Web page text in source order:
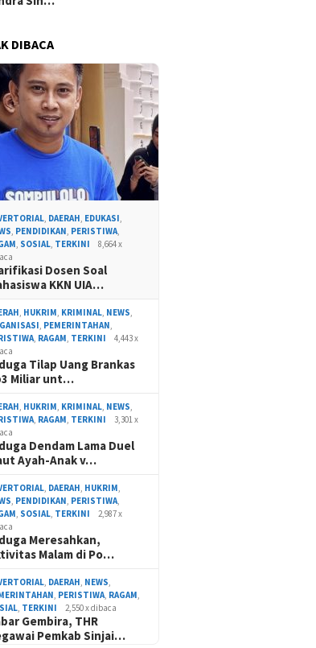
DIBACA
DAERAH EDUKASI
PENDIDIKAN PERISTIWA
SOSIAL TERKINI
8,664 x
Dosen Soal
KKN UIA…
HUKRIM KRIMINAL NEWS
PEMERINTAHAN
RAGAM TERKINI
4,443 x
Tilap Uang Brankas
Miliar unt…
HUKRIM KRIMINAL NEWS
RAGAM TERKINI
3,301 x
Dendam Lama Duel
Ayah-Anak v…
DAERAH HUKRIM
PENDIDIKAN PERISTIWA
SOSIAL TERKINI
2,987 x
Meresahkan,
Malam di Po…
DAERAH NEWS
PERISTIWA RAGAM
TERKINI 2,550 x dibaca
Gembira, THR
Pemkab Sinjai…